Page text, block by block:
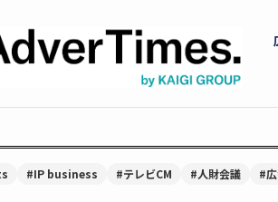
#IP business #テレビCM #人財会議 #